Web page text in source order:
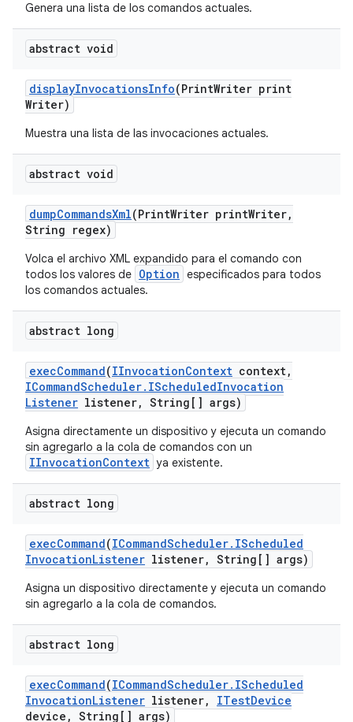
Genera una lista de los comandos actuales.
abstract void
displayInvocationsInfo(PrintWriter print
Writer)
Muestra una lista de las invocaciones actuales.
abstract void
dumpCommandsXml(PrintWriter printWriter,
String regex)
Volca el archivo XML expandido para el comando con
todos los valores de Option especificados para todos
los comandos actuales.
abstract long
execCommand(IInvocationContext context,
ICommandScheduler. IScheduledInvocation
Listener listener, String[] args)
Asigna directamente un dispositivo y ejecuta un comando
sin agregarlo a la cola de comandos con un
IInvocationContext ya existente.
abstract long
execCommand(ICommandScheduler. IScheduled
InvocationListener listener, String[] args)
Asigna un dispositivo directamente y ejecuta un comando
sin agregarlo a la cola de comandos.
abstract long
execCommand(ICommandScheduler. IScheduled
InvocationListener listener, ITestDevice
device , String[] args)